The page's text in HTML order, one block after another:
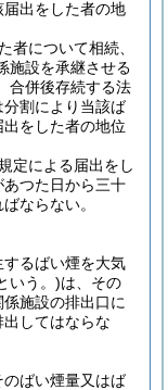
出をした者の地
者について相続、
施設を承継させる
合併後存続する法
割により当該ば
をした者の地位
定による届出をし
つた日から三十
ならない。
るばい煙を大気
いう。)は、その
施設の排出口に
してはならな
ばい煙量又はば